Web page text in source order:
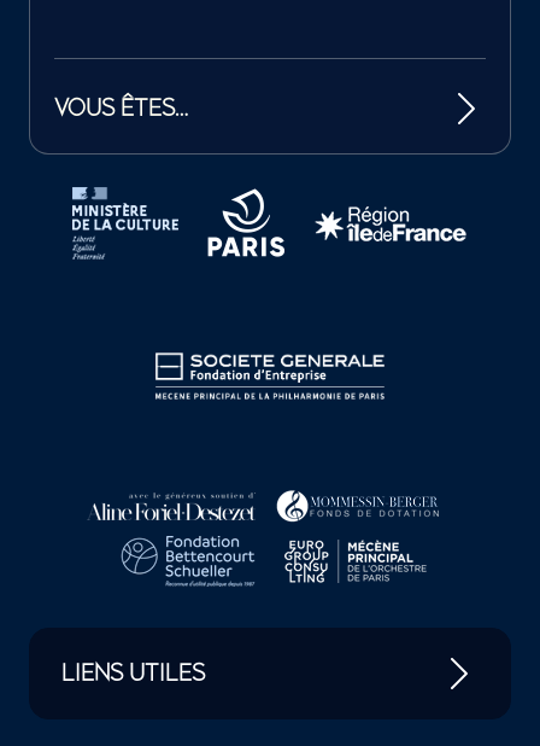
VOUS ÊTES…
Tutelles et mécènes de la Philharmonie de Paris
LIENS UTILES